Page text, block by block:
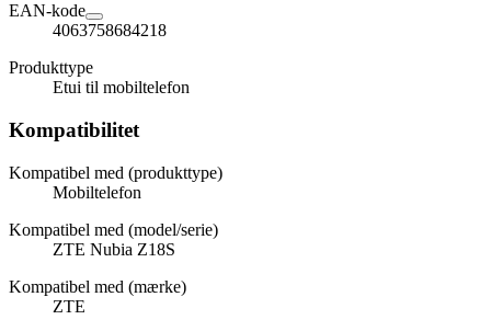
EAN-kode
4063758684218
Produkttype
Etui til mobiltelefon
Kompatibilitet
Kompatibel med (produkttype)
Mobiltelefon
Kompatibel med (model/serie)
ZTE Nubia Z18S
Kompatibel med (mærke)
ZTE